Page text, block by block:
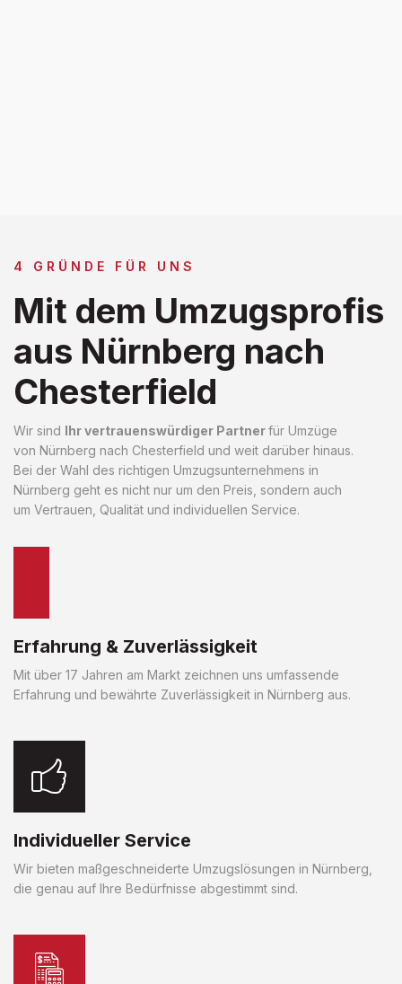
4 GRÜNDE FÜR UNS
Mit dem Umzugsprofis
aus Nürnberg nach
Chesterfield
Wir sind Ihr vertrauenswürdiger Partnerfür Umzüge
von Nürnberg nach Chesterfield und weit darüber hinaus.
Bei der Wahl des richtigen Umzugsunternehmens in
Nürnberg geht es nicht nur um den Preis, sondern auch
um Vertrauen, Qualität und individuellen Service.
Erfahrung & Zuverlässigkeit
Mit über 17 Jahren am Markt zeichnen uns umfassende
Erfahrung und bewährte Zuverlässigkeit in Nürnberg aus.
Individueller Service
Wir bieten maßgeschneiderte Umzugslösungen in Nürnberg,
die genau auf Ihre Bedürfnisse abgestimmt sind.